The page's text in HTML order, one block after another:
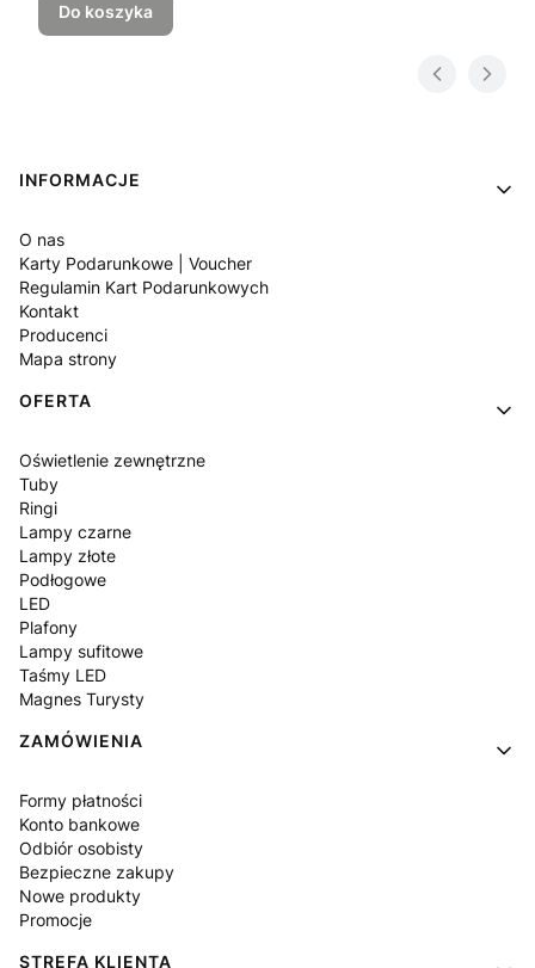
Do koszyka
Linki w stopce
INFORMACJE
O nas
Karty Podarunkowe | Voucher
Regulamin Kart Podarunkowych
Kontakt
Producenci
Mapa strony
OFERTA
Oświetlenie zewnętrzne
Tuby
Ringi
Lampy czarne
Lampy złote
Podłogowe
LED
Plafony
Lampy sufitowe
Taśmy LED
Magnes Turysty
ZAMÓWIENIA
Formy płatności
Konto bankowe
Odbiór osobisty
Bezpieczne zakupy
Nowe produkty
Promocje
STREFA KLIENTA